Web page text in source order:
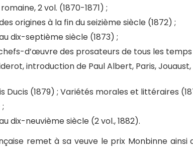
2 vol. (1870-1871) ;
origines à la fin du seizième siècle (1872) ;
dix-septième siècle (1873) ;
d’œuvre des prosateurs de tous les
introduction de Paul Albert, Paris,
Ducis (1879) ; Variétés morales et littéraires
dix-neuvième siècle (2 vol., 1882).
remet à sa veuve le prix Monbinne